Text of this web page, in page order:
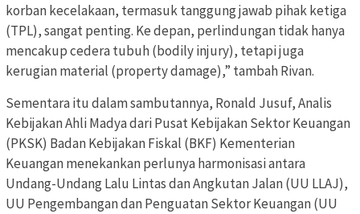
korban kecelakaan, termasuk tanggung jawab pihak ketiga
(TPL), sangat penting. Ke depan, perlindungan tidak hanya
mencakup cedera tubuh (bodily injury), tetapi juga
kerugian material (property damage),” tambah Rivan.
Sementara itu dalam sambutannya, Ronald Jusuf, Analis
Kebijakan Ahli Madya dari Pusat Kebijakan Sektor Keuangan
(PKSK) Badan Kebijakan Fiskal (BKF) Kementerian
Keuangan menekankan perlunya harmonisasi antara
Undang-Undang Lalu Lintas dan Angkutan Jalan (UU LLAJ),
UU Pengembangan dan Penguatan Sektor Keuangan (UU